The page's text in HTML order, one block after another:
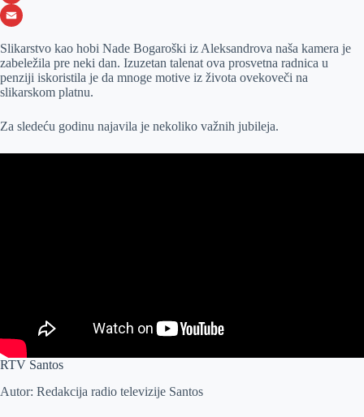
o
k
e
g
e
k
d
I
b
r
h
t
s
p
p
X
m
a
l
Slikarstvo kao hobi Nade Bogaroški iz Aleksandrova naša kamera je
zabeležila pre neki dan. Izuzetan talenat ova prosvetna radnica u
penziji iskoristila je da mnoge motive iz života ovekoveči na
slikarskom platnu.
Za sledeću godinu najavila je nekoliko važnih jubileja.
RTV Santos
Autor: Redakcija radio televizije Santos